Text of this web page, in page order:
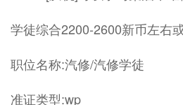
学徒综合2200-2600新币左右
职位名称:汽修/汽修学徒
准证类型:wp